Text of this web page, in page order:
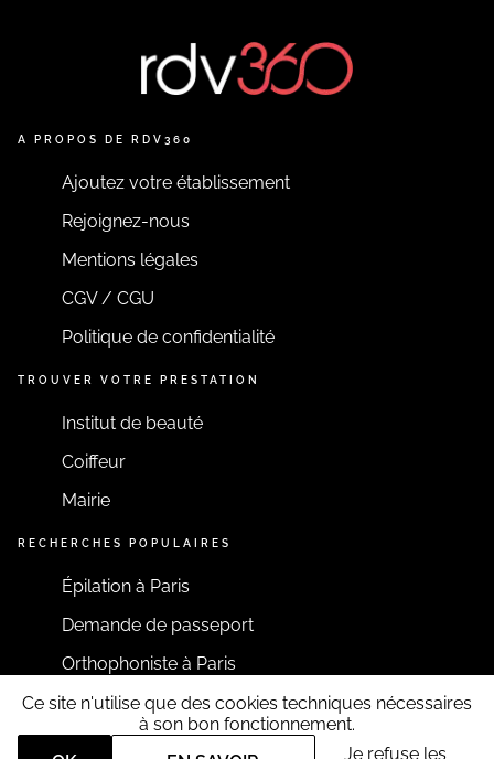
A PROPOS DE RDV360
Ajoutez votre établissement
Rejoignez-nous
Mentions légales
CGV / CGU
Politique de confidentialité
TROUVER VOTRE PRESTATION
Institut de beauté
Coiffeur
Mairie
RECHERCHES POPULAIRES
Épilation à Paris
Demande de passeport
Orthophoniste à Paris
RESTONS CONNECTÉS
Ce site n'utilise que des cookies techniques nécessaires
à son bon fonctionnement.
Je refuse les